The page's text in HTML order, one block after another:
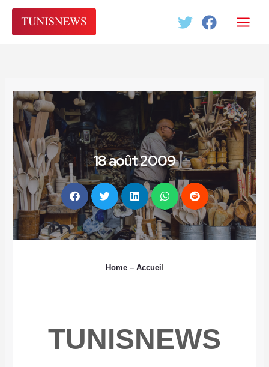
Aller
contenu
18 août 2009
Home– Accuei
TUNISNEWS